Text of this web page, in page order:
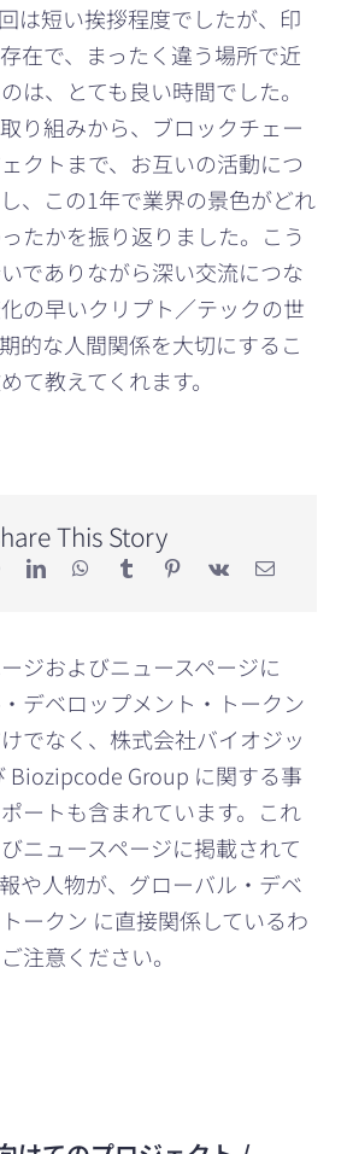
は短い挨拶程度でしたが、印
在で、まったく違う場所で近
は、とても良い時間でした。
り組みから、ブロックチェー
クトまで、お互いの活動につ
、この1年で業界の景色がどれ
たかを振り返りました。こう
でありながら深い交流につな
の早いクリプト／テックの世
的な人間関係を大切にするこ
て教えてくれます。
This Story
ジおよびニュースページに
デベロップメント・トークン
でなく、株式会社バイオジッ
Biozipcode Group に関する事
ートも含まれています。これ
ニュースページに掲載されて
や人物が、グローバル・デベ
ークン に直接関係しているわ
注意ください。